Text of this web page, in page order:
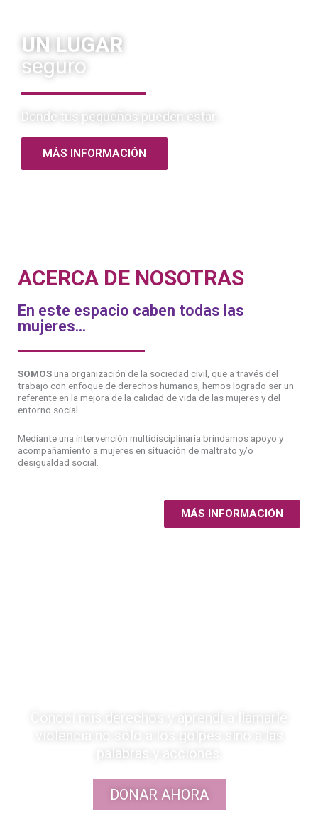
UN LUGAR
seguro
Donde tus pequeños pueden estar...
MÁS INFORMACIÓN
ACERCA DE NOSOTRAS
En este espacio caben todas las
mujeres...
SOMOSuna organización de la sociedad civil, que a través del
trabajo con enfoque de derechos humanos, hemos logrado ser un
referente en la mejora de la calidad de vida de las mujeres y del
entorno social.
Mediante una intervención multidisciplinaria brindamos apoyo y
acompañamiento a mujeres en situación de maltrato y/o
desigualdad social.
MÁS INFORMACIÓN
Conocí mis derechos y aprendí a llamarle
violencia no sólo a los golpes sino a las
palabras y acciones.
DONAR AHORA